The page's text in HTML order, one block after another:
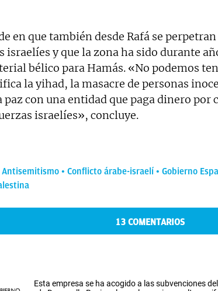
en que también desde Rafá se
israelíes y que la zona ha sido durante
bélico para Hamás. «No podemos
la yihad, la masacre de personas
con una entidad que paga dinero por
israelíes», concluye.
Antisemitismo Conflicto árabe-israelí Gobierno
13COMENTARIOS
Esta empresa se ha acogido a las subvenciones